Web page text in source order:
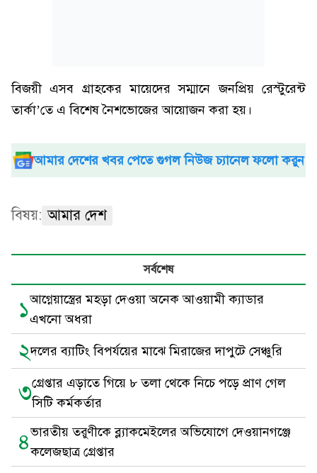
বিজয়ী এসব গ্রাহকের মায়েদের সম্মানে জনপ্রিয় রেস্টুরেন্ট
তার্কা’তে এ বিশেষ নৈশভোজের আয়োজন করা হয়।
আমার দেশের খবর পেতে গুগল নিউজ চ্যানেল ফলো করুন
বিষয়: আমার দেশ
সর্বশেষ
১আগ্নেয়াস্ত্রের মহড়া দেওয়া অনেক আওয়ামী ক্যাডার
এখনো অধরা
২দলের ব্যাটিং বিপর্যয়ের মাঝে মিরাজের দাপুটে সেঞ্চুরি
৩গ্রেপ্তার এড়াতে গিয়ে ৮ তলা থেকে নিচে পড়ে প্রাণ গেল
সিটি কর্মকর্তার
৪ভারতীয় তরুণীকে ব্ল্যাকমেইলের অভিযোগে দেওয়ানগঞ্জে
কলেজছাত্র গ্রেপ্তার